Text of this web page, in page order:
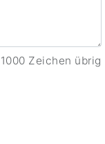
1000 Zeichen übrig